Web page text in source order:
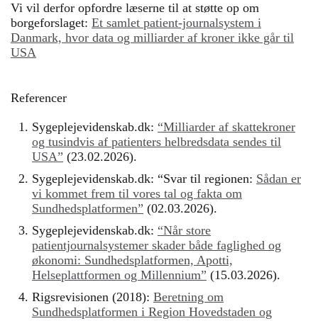
Vi vil derfor opfordre læserne til at støtte op om
borgeforslaget: Et samlet patient-journalsystem i
Danmark, hvor data og milliarder af kroner ikke går til
USA
Referencer
Sygeplejevidenskab.dk: “Milliarder af skattekroner
og tusindvis af patienters helbredsdata sendes til
USA” (23.02.2026).
Sygeplejevidenskab.dk: “Svar til regionen: Sådan er
vi kommet frem til vores tal og fakta om
Sundhedsplatformen” (02.03.2026).
Sygeplejevidenskab.dk: “Når store
patientjournalsystemer skader både faglighed og
økonomi: Sundhedsplatformen, Apotti,
Helseplattformen og Millennium” (15.03.2026).
Rigsrevisionen (2018): Beretning om
Sundhedsplatformen i Region Hovedstaden og